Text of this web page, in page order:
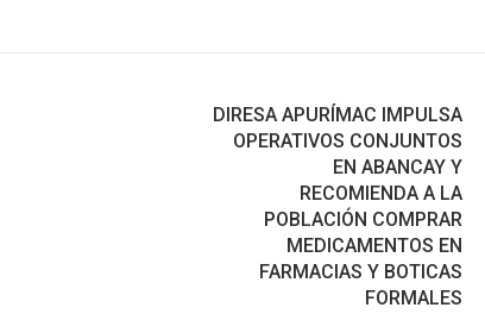
DIRESA APURÍMAC IMPULSA
OPERATIVOS CONJUNTOS
EN ABANCAY Y
RECOMIENDA A LA
POBLACIÓN COMPRAR
MEDICAMENTOS EN
FARMACIAS Y BOTICAS
FORMALES